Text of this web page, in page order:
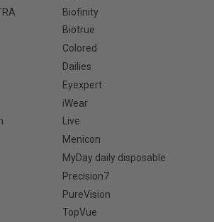
Biofinity
Biotrue
Colored
Dailies
Eyexpert
iWear
Live
Menicon
MyDay daily disposable
Precision7
PureVision
TopVue